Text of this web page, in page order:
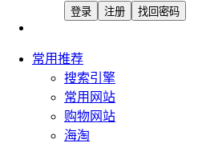
登录 注册 找回密码
常用推荐
搜索引擎
常用网站
购物网站
海淘